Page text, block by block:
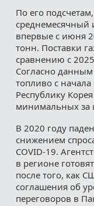
По его
среднемесячный
впервые с июня
тонн. Поставки
сравнению с
Согласно данным
топливо с
Республику
минимальных за
В 2020 году
снижением
COVID-19.
в регионе
после того, как
соглашения об
переговоров в